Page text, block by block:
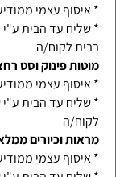
* איסוף עצמי ממודיעין-
בבית לקוח/ה
מוטות פינוק וסט
* איסוף עצמי ממודיעין-
לקוח/ה
מראות וכיורים
* איסוף עצמי ממודיעין-